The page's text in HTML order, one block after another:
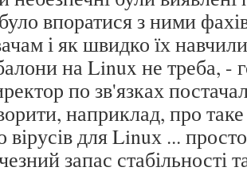
впоратися з ними
і як швидко їх
на Linux не треба, -
по зв'язках
наприклад, про таке
вірусів для Linuх ...
запас стабільності